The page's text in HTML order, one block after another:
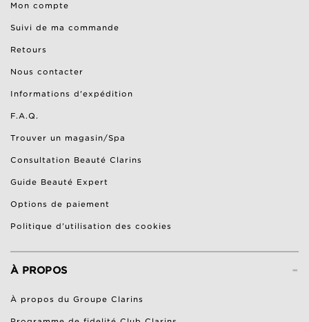
Mon compte
Suivi de ma commande
Retours
Nous contacter
Informations d'expédition
F.A.Q.
Trouver un magasin/Spa
Consultation Beauté Clarins
Guide Beauté Expert
Options de paiement
Politique d’utilisation des cookies
-
À PROPOS
À propos du Groupe Clarins